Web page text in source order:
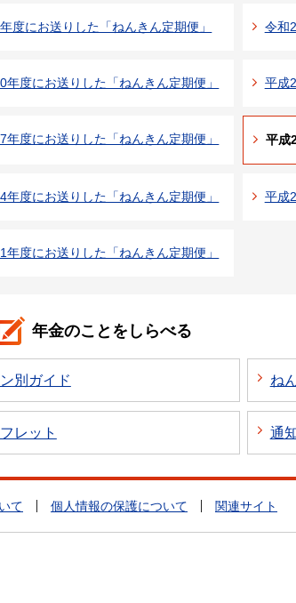
度にお送りした「ねんきん定期便」 令和
年度にお送りした「ねんきん定期便」 平成
年度にお送りした「ねんきん定期便」 平成
年度にお送りした「ねんきん定期便」 平成
年度にお送りした「ねんきん定期便」
年金のことをしらべる
別ガイド ね
レット 通
て 個人情報の保護について 関連サイト